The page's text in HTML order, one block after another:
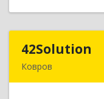
42Solution
Ковров